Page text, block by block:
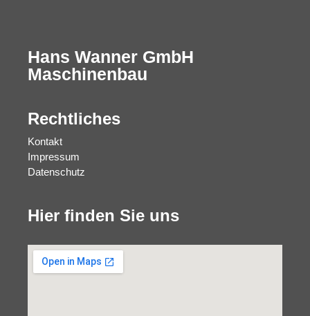
Hans Wanner GmbH
Maschinenbau
Rechtliches
Kontakt
Impressum
Datenschutz
Hier finden Sie uns